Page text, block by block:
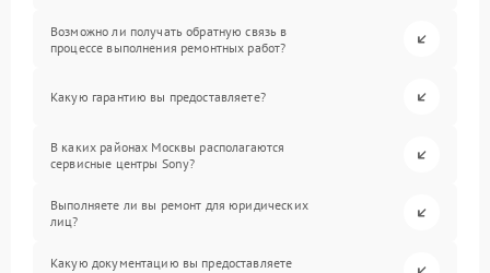
Возможно ли получать обратную связь в
процессе выполнения ремонтных работ?
Какую гарантию вы предоставляете?
В каких районах Москвы располагаются
сервисные центры Sony?
Выполняете ли вы ремонт для юридических
лиц?
Какую документацию вы предоставляете